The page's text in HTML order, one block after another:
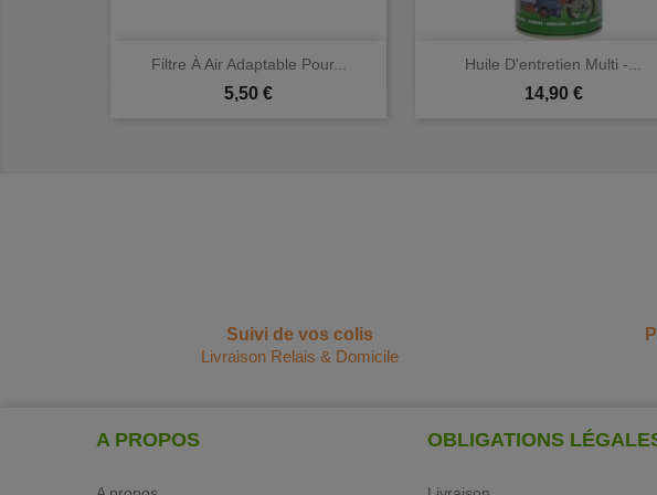
Filtre À Air Adaptable Pour...
Prix
5,50 €
Aperçu rapide Huile D'entretien Multi -...
Prix
14,90 €
Aperçu rapide
Suivi de vos colis
Livraison Relais & Domicile
A PROPOS OBLIGATIONS